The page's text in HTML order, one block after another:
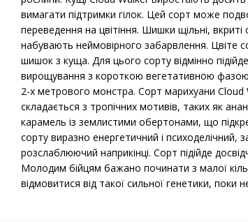
вимагати підтримки гілок. Цей сорт може
переведення на цвітіння. Шишки щільні, вкриті
набувають неймовірного забарвлення. Цвіте
шишок з куща. Для цього сорту відмінно
вирощування з короткою вегетативною
2-х метрового монстра. Сорт марихуани
складається з тропічних мотивів, таких як
карамель із землистими обертонами, що
сорту виразно енергетичний і психоделічний,
розслаблюючий наприкінці. Сорт підійде
Молодим бійцям бажано починати з малої
відмовитися від такої сильної генетики, поки